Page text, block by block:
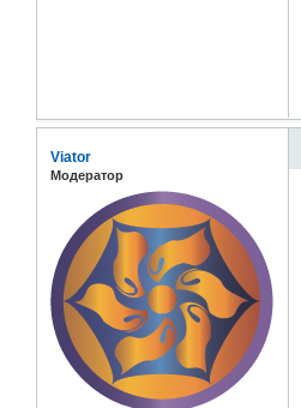
Viator
Модератор